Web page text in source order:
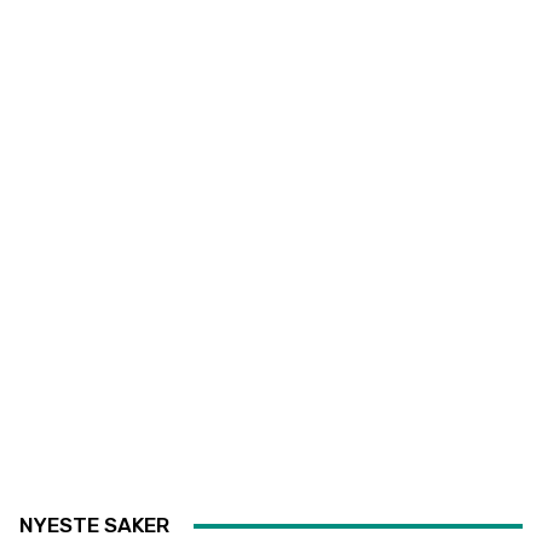
NYESTE SAKER